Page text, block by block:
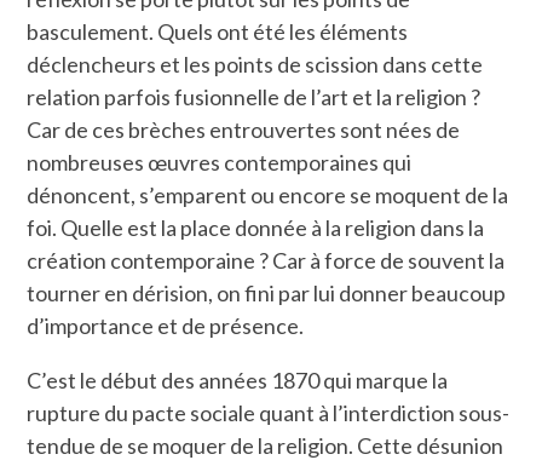
basculement. Quels ont été les éléments
déclencheurs et les points de scission dans cette
relation parfois fusionnelle de l’art et la religion ?
Car de ces brèches entrouvertes sont nées de
nombreuses œuvres contemporaines qui
dénoncent, s’emparent ou encore se moquent de la
foi. Quelle est la place donnée à la religion dans la
création contemporaine ? Car à force de souvent la
tourner en dérision, on fini par lui donner beaucoup
d’importance et de présence.
C’est le début des années 1870 qui marque la
rupture du pacte sociale quant à l’interdiction sous-
tendue de se moquer de la religion. Cette désunion